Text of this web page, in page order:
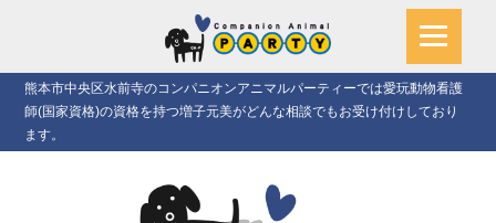
熊本市中央区水前寺のコンパニオンアニマルパーティーでは愛玩動物看護
師(国家資格)の資格を持つ増子元美がどんな相談でもお受け付けしており
ます。